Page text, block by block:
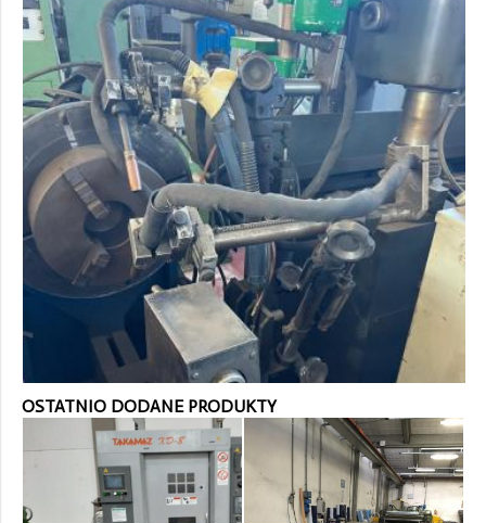
OSTATNIO DODANE PRODUKTY